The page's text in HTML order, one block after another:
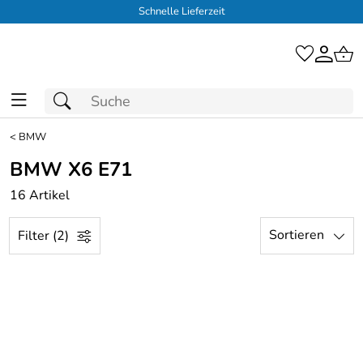
Schnelle Lieferzeit
< BMW
BMW X6 E71
16 Artikel
Filter (2) Sortieren